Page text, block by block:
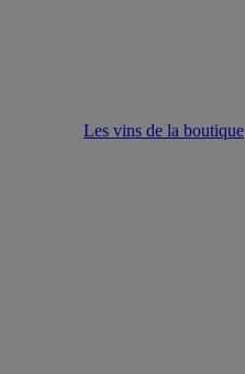
Les vins de la boutique